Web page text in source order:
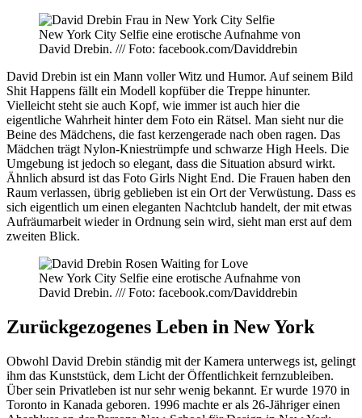
New York City Selfie eine erotische Aufnahme von
David Drebin. /// Foto: facebook.com/Daviddrebin
David Drebin ist ein Mann voller Witz und Humor. Auf seinem Bild
Shit Happens fällt ein Modell kopfüber die Treppe hinunter.
Vielleicht steht sie auch Kopf, wie immer ist auch hier die
eigentliche Wahrheit hinter dem Foto ein Rätsel. Man sieht nur die
Beine des Mädchens, die fast kerzengerade nach oben ragen. Das
Mädchen trägt Nylon-Kniestrümpfe und schwarze High Heels. Die
Umgebung ist jedoch so elegant, dass die Situation absurd wirkt.
Ähnlich absurd ist das Foto Girls Night End. Die Frauen haben den
Raum verlassen, übrig geblieben ist ein Ort der Verwüstung. Dass es
sich eigentlich um einen eleganten Nachtclub handelt, der mit etwas
Aufräumarbeit wieder in Ordnung sein wird, sieht man erst auf dem
zweiten Blick.
New York City Selfie eine erotische Aufnahme von
David Drebin. /// Foto: facebook.com/Daviddrebin
Zurückgezogenes Leben in New York
Obwohl David Drebin ständig mit der Kamera unterwegs ist, gelingt
ihm das Kunststück, dem Licht der Öffentlichkeit fernzubleiben.
Über sein Privatleben ist nur sehr wenig bekannt. Er wurde 1970 in
Toronto in Kanada geboren. 1996 machte er als 26-Jähriger einen